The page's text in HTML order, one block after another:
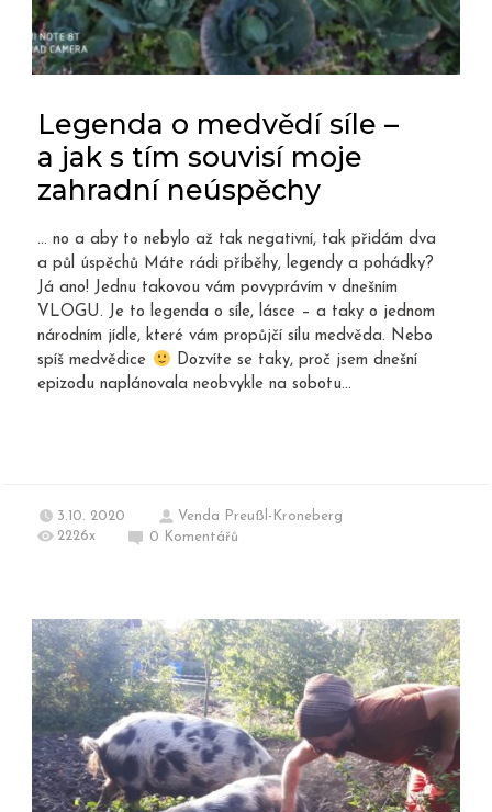
Legenda o medvědí síle –
a jak s tím souvisí moje
zahradní neúspěchy
… no a aby to nebylo až tak negativní, tak přidám dva
a půl úspěchů Máte rádi příběhy, legendy a pohádky?
Já ano! Jednu takovou vám povyprávím v dnešním
VLOGU. Je to legenda o síle, lásce – a taky o jednom
národním jídle, které vám propůjčí sílu medvěda. Nebo
spíš medvědice
Dozvíte se taky, proč jsem dnešní
epizodu naplánovala neobvykle na sobotu...
3.10. 2020
Venda Preußl-Kroneberg
2226x
0 Komentářů